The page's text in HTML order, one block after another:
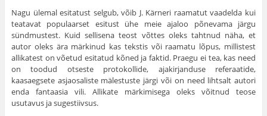
Nagu ülemal esitatust selgub, võib J. Kärneri raamatut vaadelda kui
teatavat populaarset esitust ühe meie ajaloo põnevama järgu
sündmustest. Kuid sellisena teost võttes oleks tahtnud näha, et
autor oleks ära märkinud kas tekstis või raamatu lõpus, millistest
allikatest on võetud esitatud kõned ja faktid. Praegu ei tea, kas need
on toodud otseste protokollide, ajakirjanduse referaatide,
kaasaegsete asjaosaliste mälestuste järgi või on need lihtsalt autori
enda fantaasia vili. Allikate märkimisega oleks võitnud teose
usutavus ja sugestiivsus.